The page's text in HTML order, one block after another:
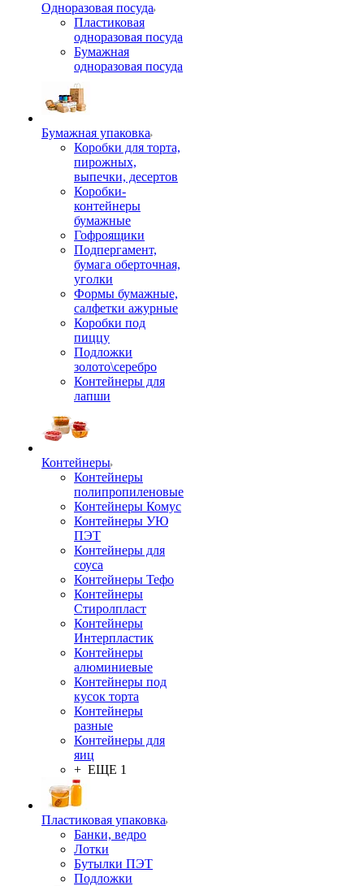
Одноразовая посуда
Пластиковая
одноразовая посуда
Бумажная
одноразовая посуда
Бумажная упаковка
Коробки для торта,
пирожных,
выпечки, десертов
Коробки-
контейнеры
бумажные
Гофроящики
Подпергамент,
бумага оберточная,
уголки
Формы бумажные,
салфетки ажурные
Коробки под
пиццу
Подложки
золото\серебро
Контейнеры для
лапши
Контейнеры
Контейнеры
полипропиленовые
Контейнеры Комус
Контейнеры УЮ
ПЭТ
Контейнеры для
соуса
Контейнеры Тефо
Контейнеры
Стиролпласт
Контейнеры
Интерпластик
Контейнеры
алюминиевые
Контейнеры под
кусок торта
Контейнеры
разные
Контейнеры для
яиц
+ ЕЩЕ 1
Пластиковая упаковка
Банки, ведро
Лотки
Бутылки ПЭТ
Подложки